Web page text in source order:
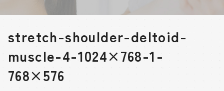
stretch-shoulder-deltoid-
muscle-4-1024×768-1-
768×576